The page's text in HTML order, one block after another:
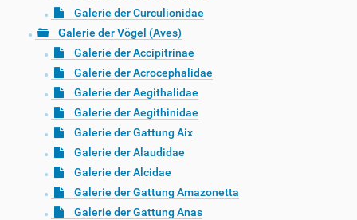
Galerie der Curculionidae
Galerie der Vögel (Aves)
Galerie der Accipitrinae
Galerie der Acrocephalidae
Galerie der Aegithalidae
Galerie der Aegithinidae
Galerie der Gattung Aix
Galerie der Alaudidae
Galerie der Alcidae
Galerie der Gattung Amazonetta
Galerie der Gattung Anas